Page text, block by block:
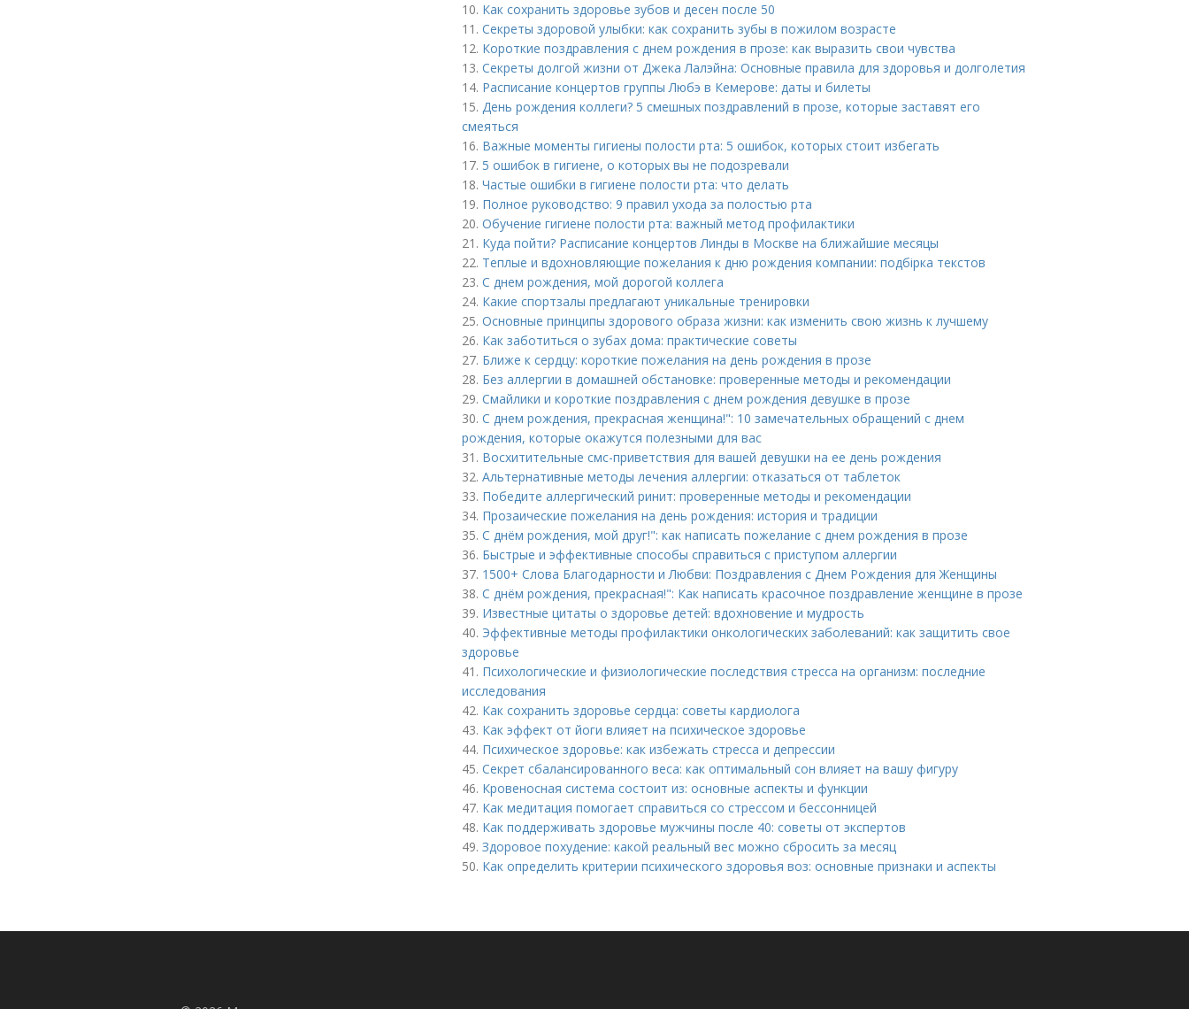
10. Как сохранить здоровье зубов и десен после 50
11. Секреты здоровой улыбки: как сохранить зубы в пожилом возрасте
12. Короткие поздравления с днем рождения в прозе: как выразить свои чувства
13. Секреты долгой жизни от Джека Лалэйна: Основные правила для здоровья и долголетия
14. Расписание концертов группы Любэ в Кемерове: даты и билеты
15. День рождения коллеги? 5 смешных поздравлений в прозе, которые заставят его
смеяться
16. Важные моменты гигиены полости рта: 5 ошибок, которых стоит избегать
17. 5 ошибок в гигиене, о которых вы не подозревали
18. Частые ошибки в гигиене полости рта: что делать
19. Полное руководство: 9 правил ухода за полостью рта
20. Обучение гигиене полости рта: важный метод профилактики
21. Куда пойти? Расписание концертов Линды в Москве на ближайшие месяцы
22. Теплые и вдохновляющие пожелания к дню рождения компании: подбірка текстов
23. С днем рождения, мой дорогой коллега
24. Какие спортзалы предлагают уникальные тренировки
25. Основные принципы здорового образа жизни: как изменить свою жизнь к лучшему
26. Как заботиться о зубах дома: практические советы
27. Ближе к сердцу: короткие пожелания на день рождения в прозе
28. Без аллергии в домашней обстановке: проверенные методы и рекомендации
29. Смайлики и короткие поздравления с днем рождения девушке в прозе
30. С днем рождения, прекрасная женщина!": 10 замечательных обращений с днем
рождения, которые окажутся полезными для вас
31. Восхитительные смс-приветствия для вашей девушки на ее день рождения
32. Альтернативные методы лечения аллергии: отказаться от таблеток
33. Победите аллергический ринит: проверенные методы и рекомендации
34. Прозаические пожелания на день рождения: история и традиции
35. С днём рождения, мой друг!": как написать пожелание с днем рождения в прозе
36. Быстрые и эффективные способы справиться с приступом аллергии
37. 1500+ Слова Благодарности и Любви: Поздравления с Днем Рождения для Женщины
38. С днём рождения, прекрасная!": Как написать красочное поздравление женщине в прозе
39. Известные цитаты о здоровье детей: вдохновение и мудрость
40. Эффективные методы профилактики онкологических заболеваний: как защитить свое
здоровье
41. Психологические и физиологические последствия стресса на организм: последние
исследования
42. Как сохранить здоровье сердца: советы кардиолога
43. Как эффект от йоги влияет на психическое здоровье
44. Психическое здоровье: как избежать стресса и депрессии
45. Секрет сбалансированного веса: как оптимальный сон влияет на вашу фигуру
46. Кровеносная система состоит из: основные аспекты и функции
47. Как медитация помогает справиться со стрессом и бессонницей
48. Как поддерживать здоровье мужчины после 40: советы от экспертов
49. Здоровое похудение: какой реальный вес можно сбросить за месяц
50. Как определить критерии психического здоровья воз: основные признаки и аспекты